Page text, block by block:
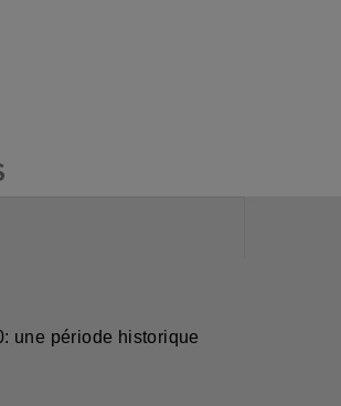
une période historique